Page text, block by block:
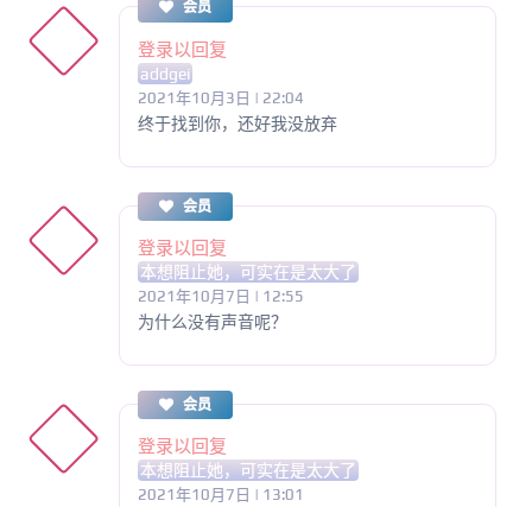
会员
登录以回复
addgei
2021年10月3日 | 22:04
终于找到你，还好我没放弃
会员
登录以回复
本想阻止她，可实在是太大了
2021年10月7日 | 12:55
为什么没有声音呢？
会员
登录以回复
本想阻止她，可实在是太大了
2021年10月7日 | 13:01